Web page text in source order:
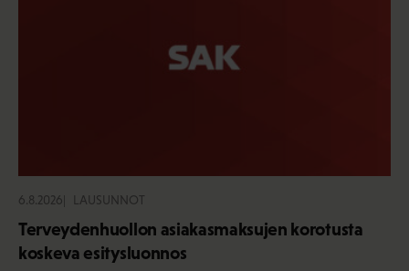
6.8.2026 LAUSUNNOT
Terveydenhuollon asiakasmaksujen korotusta
koskeva esitysluonnos